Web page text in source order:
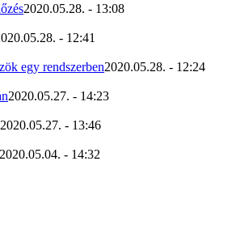
2020.05.28. - 13:08
- 12:41
egy rendszerben2020.05.28. - 12:24
2020.05.27. - 14:23
2020.05.27. - 13:46
2020.05.04. - 14:32